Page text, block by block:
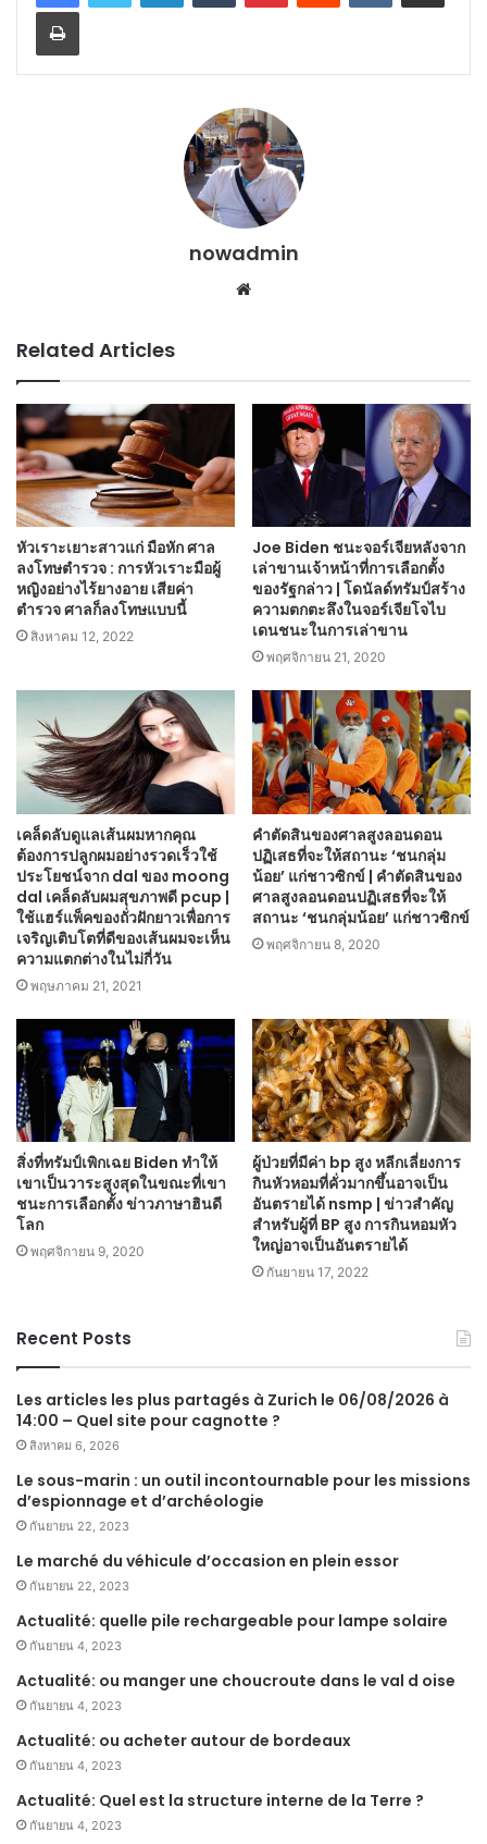
Print
nowadmin
Website
Related Articles
หัวเราะเยาะสาวแก่ มือหัก ศาล
ลงโทษตำรวจ : การหัวเราะมือผู้
หญิงอย่างไร้ยางอาย เสียค่า
ตำรวจ ศาลก็ลงโทษแบบนี้
สิงหาคม 12, 2022
Joe Biden ชนะจอร์เจียหลังจาก
เล่าขานเจ้าหน้าที่การเลือกตั้ง
ของรัฐกล่าว | โดนัลด์ทรัมป์สร้าง
ความตกตะลึงในจอร์เจียโจไบ
เดนชนะในการเล่าขาน
พฤศจิกายน 21, 2020
เคล็ดลับดูแลเส้นผมหากคุณ
ต้องการปลูกผมอย่างรวดเร็วใช้
ประโยชน์จาก dal ของ moong
dal เคล็ดลับผมสุขภาพดี pcup |
ใช้แฮร์แพ็คของถั่วฝักยาวเพื่อการ
เจริญเติบโตที่ดีของเส้นผมจะเห็น
ความแตกต่างในไม่กี่วัน
พฤษภาคม 21, 2021
คำตัดสินของศาลสูงลอนดอน
ปฏิเสธที่จะให้สถานะ ‘ชนกลุ่ม
น้อย’ แก่ชาวซิกข์ | คำตัดสินของ
ศาลสูงลอนดอนปฏิเสธที่จะให้
สถานะ ‘ชนกลุ่มน้อย’ แก่ชาวซิกข์
พฤศจิกายน 8, 2020
สิ่งที่ทรัมป์เพิกเฉย Biden ทำให้
เขาเป็นวาระสูงสุดในขณะที่เขา
ชนะการเลือกตั้ง ข่าวภาษาฮินดี
โลก
พฤศจิกายน 9, 2020
ผู้ป่วยที่มีค่า bp สูง หลีกเลี่ยงการ
กินหัวหอมที่คั่วมากขึ้นอาจเป็น
อันตรายได้ nsmp | ข่าวสำคัญ
สำหรับผู้ที่ BP สูง การกินหอมหัว
ใหญ่อาจเป็นอันตรายได้
กันยายน 17, 2022
Recent Posts
Les articles les plus partagés à Zurich le 06/08/2026 à
14:00 – Quel site pour cagnotte ?
สิงหาคม 6, 2026
Le sous-marin : un outil incontournable pour les missions
d’espionnage et d’archéologie
กันยายน 22, 2023
Le marché du véhicule d’occasion en plein essor
กันยายน 22, 2023
Actualité: quelle pile rechargeable pour lampe solaire
กันยายน 4, 2023
Actualité: ou manger une choucroute dans le val d oise
กันยายน 4, 2023
Actualité: ou acheter autour de bordeaux
กันยายน 4, 2023
Actualité: Quel est la structure interne de la Terre ?
กันยายน 4, 2023